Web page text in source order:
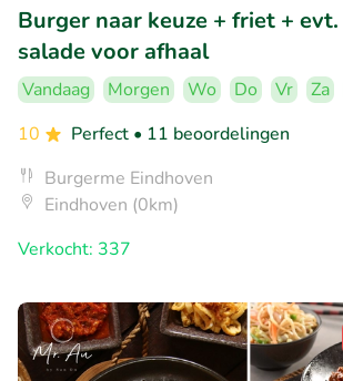
Burger naar keuze + friet +
salade voor afhaal
Vandaag Morgen Wo Do Vr Za
10
Perfect • 11 beoordelingen
Burgerme Eindhoven
Eindhoven (0km)
Verkocht: 337